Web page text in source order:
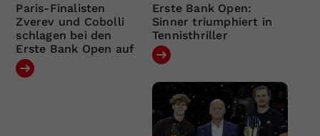
Paris-Finalisten
Zverev und Cobolli
schlagen bei den
Erste Bank Open auf
Erste Bank Open:
Sinner triumphiert in
Tennisthriller